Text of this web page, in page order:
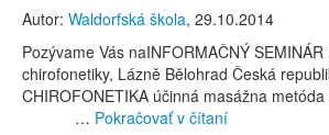
Autor: Waldorfská škola, 29.10.2014
Pozývame Vás naINFORMAČNÝ
chirofonetiky, Lázně Bělohrad
CHIROFONETIKA účinná masážna
… Pokračovať v čítaní